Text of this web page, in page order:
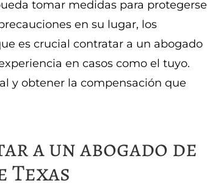
tomar medidas para protegerse
en su lugar, los
es crucial contratar a un abogado
en casos como el tuyo.
y obtener la compensación que
a un abogado de
Texas